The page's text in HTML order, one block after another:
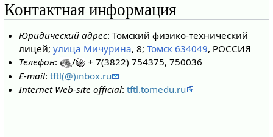
Контактная информация
Юридический адрес: Томский физико-технический
лицей;улица Мичурина, 8;Томск 634049, РОССИЯ
Телефон: /
+ 7(3822) 754375, 750036
E-mail:tftl(@)inbox.ru
Internet Web-site official:tftl.tomedu.ru